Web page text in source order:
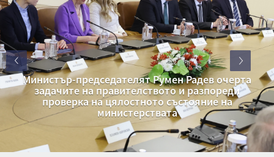
Министър-председателят Румен Радев очерта
задачите на правителството и разпореди
проверка на цялостното състояние на
министерствата